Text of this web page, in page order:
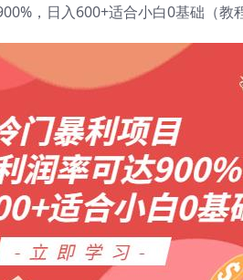
，日入600+适合小白0基础（教